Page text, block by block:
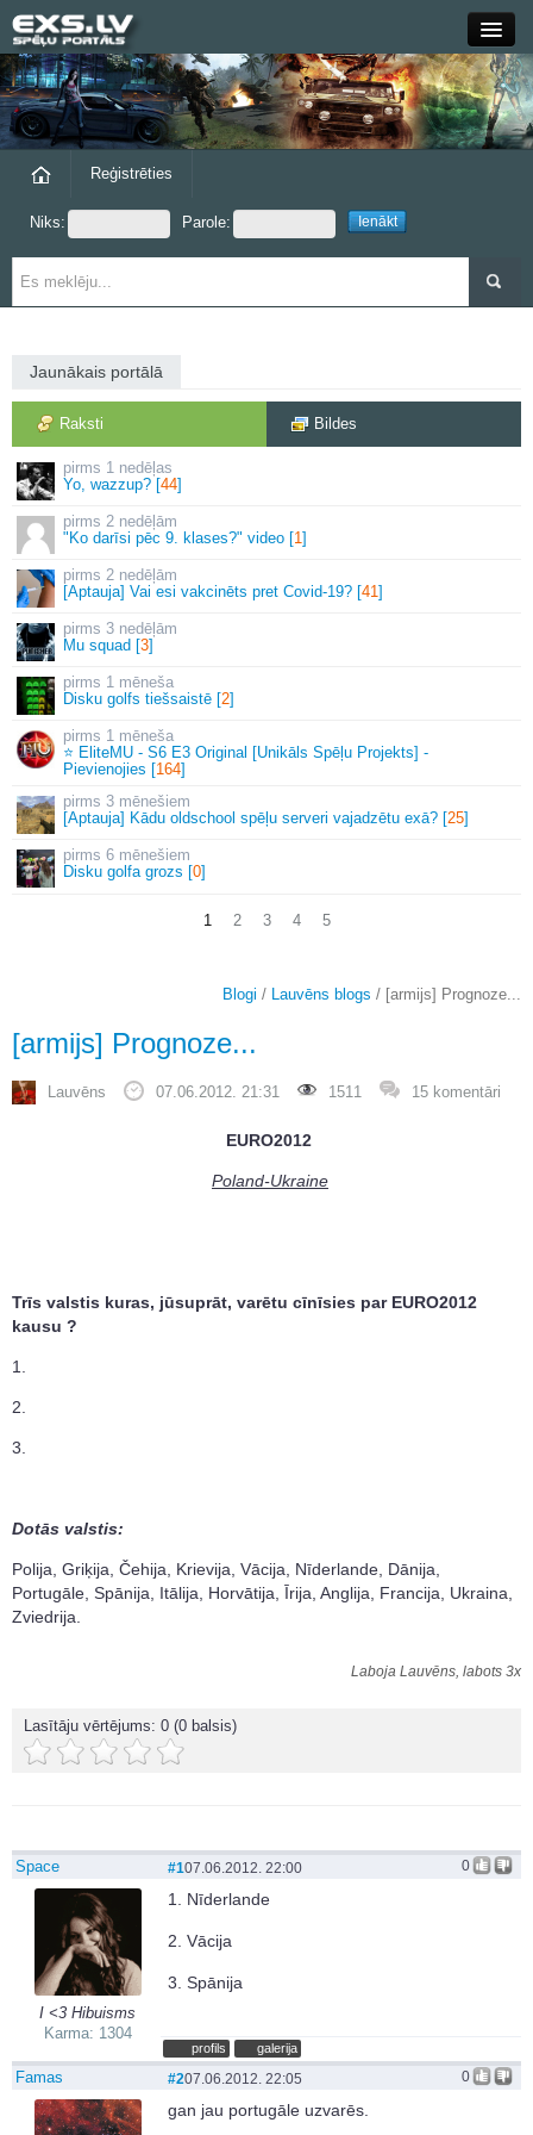
Close
Forums
Grupas
Reģistrēties
Niks: Parole:
Jaunākais portālā
Raksti Bildes
1 nedēļas
Yo, wazzup? [44]
2 nedēļām
"Ko darīsi pēc 9. klases?" video [1]
2 nedēļām
[Aptauja] Vai esi vakcinēts pret Covid-19? [41]
3 nedēļām
Mu squad [3]
1 mēneša
Disku golfs tiešsaistē [2]
1 mēneša
⭐ EliteMU - S6 E3 Original [Unikāls Spēļu Projekts] -
Pievienojies [164]
3 mēnešiem
[Aptauja] Kādu oldschool spēļu serveri vajadzētu exā? [25]
6 mēnešiem
Disku golfa grozs [0]
1 2 3 4 5
Blogi / Lauvēns blogs / [armijs] Prognoze...
[armijs] Prognoze...
Lauvēns 07.06.2012. 21:31 1511 15 komentāri
EURO2012
Poland-Ukraine
Trīs valstis kuras, jūsuprāt, varētu cīnīsies par EURO2012
kausu ?
1.
2.
3.
Dotās valstis:
Polija, Griķija, Čehija, Krievija, Vācija, Nīderlande, Dānija,
Portugāle, Spānija, Itālija, Horvātija, Īrija, Anglija, Francija, Ukraina,
Zviedrija.
Laboja Lauvēns, labots 3x
Lasītāju vērtējums: 0 (0 balsis)
Space
I <3 Hibuisms
Karma: 1304
0
#107.06.2012. 22:00
1. Nīderlande
2. Vācija
3. Spānija
profils galerija
Famas 0
#207.06.2012. 22:05
gan jau portugāle uzvarēs.